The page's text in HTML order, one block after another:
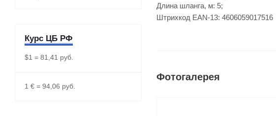
Длина шланга, м: 5;
Штрихкод EAN-13: 4606059017516
Фотогалерея
Курс ЦБ РФ
$1 = 81,41 руб.
1 € = 94,06 руб.